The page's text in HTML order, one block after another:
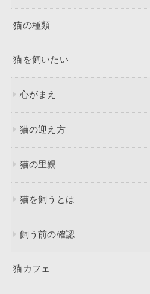
猫の種類
猫を飼いたい
心がまえ
猫の迎え方
猫の里親
猫を飼うとは
飼う前の確認
猫カフェ